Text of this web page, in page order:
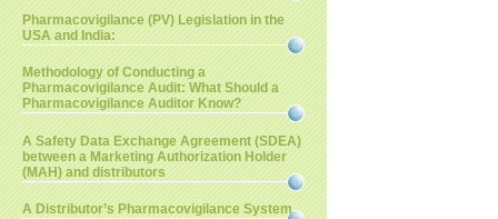
Pharmacovigilance (PV) Legislation in the
USA and India:
Methodology of Conducting a
Pharmacovigilance Audit: What Should a
Pharmacovigilance Auditor Know?
A Safety Data Exchange Agreement (SDEA)
between a Marketing Authorization Holder
(MAH) and distributors
A Distributor’s Pharmacovigilance System